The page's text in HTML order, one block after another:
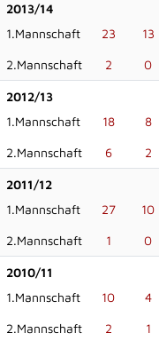
2013/14
1.Mannschaft
23 13
2.Mannschaft 2 0
2012/13
1.Mannschaft
18 8
2.Mannschaft 6 2
2011/12
1.Mannschaft
27 10
2.Mannschaft 1 0
2010/11
1.Mannschaft
10 4
2.Mannschaft 2 1